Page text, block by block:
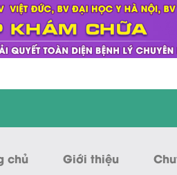
chủ Giới thiệu